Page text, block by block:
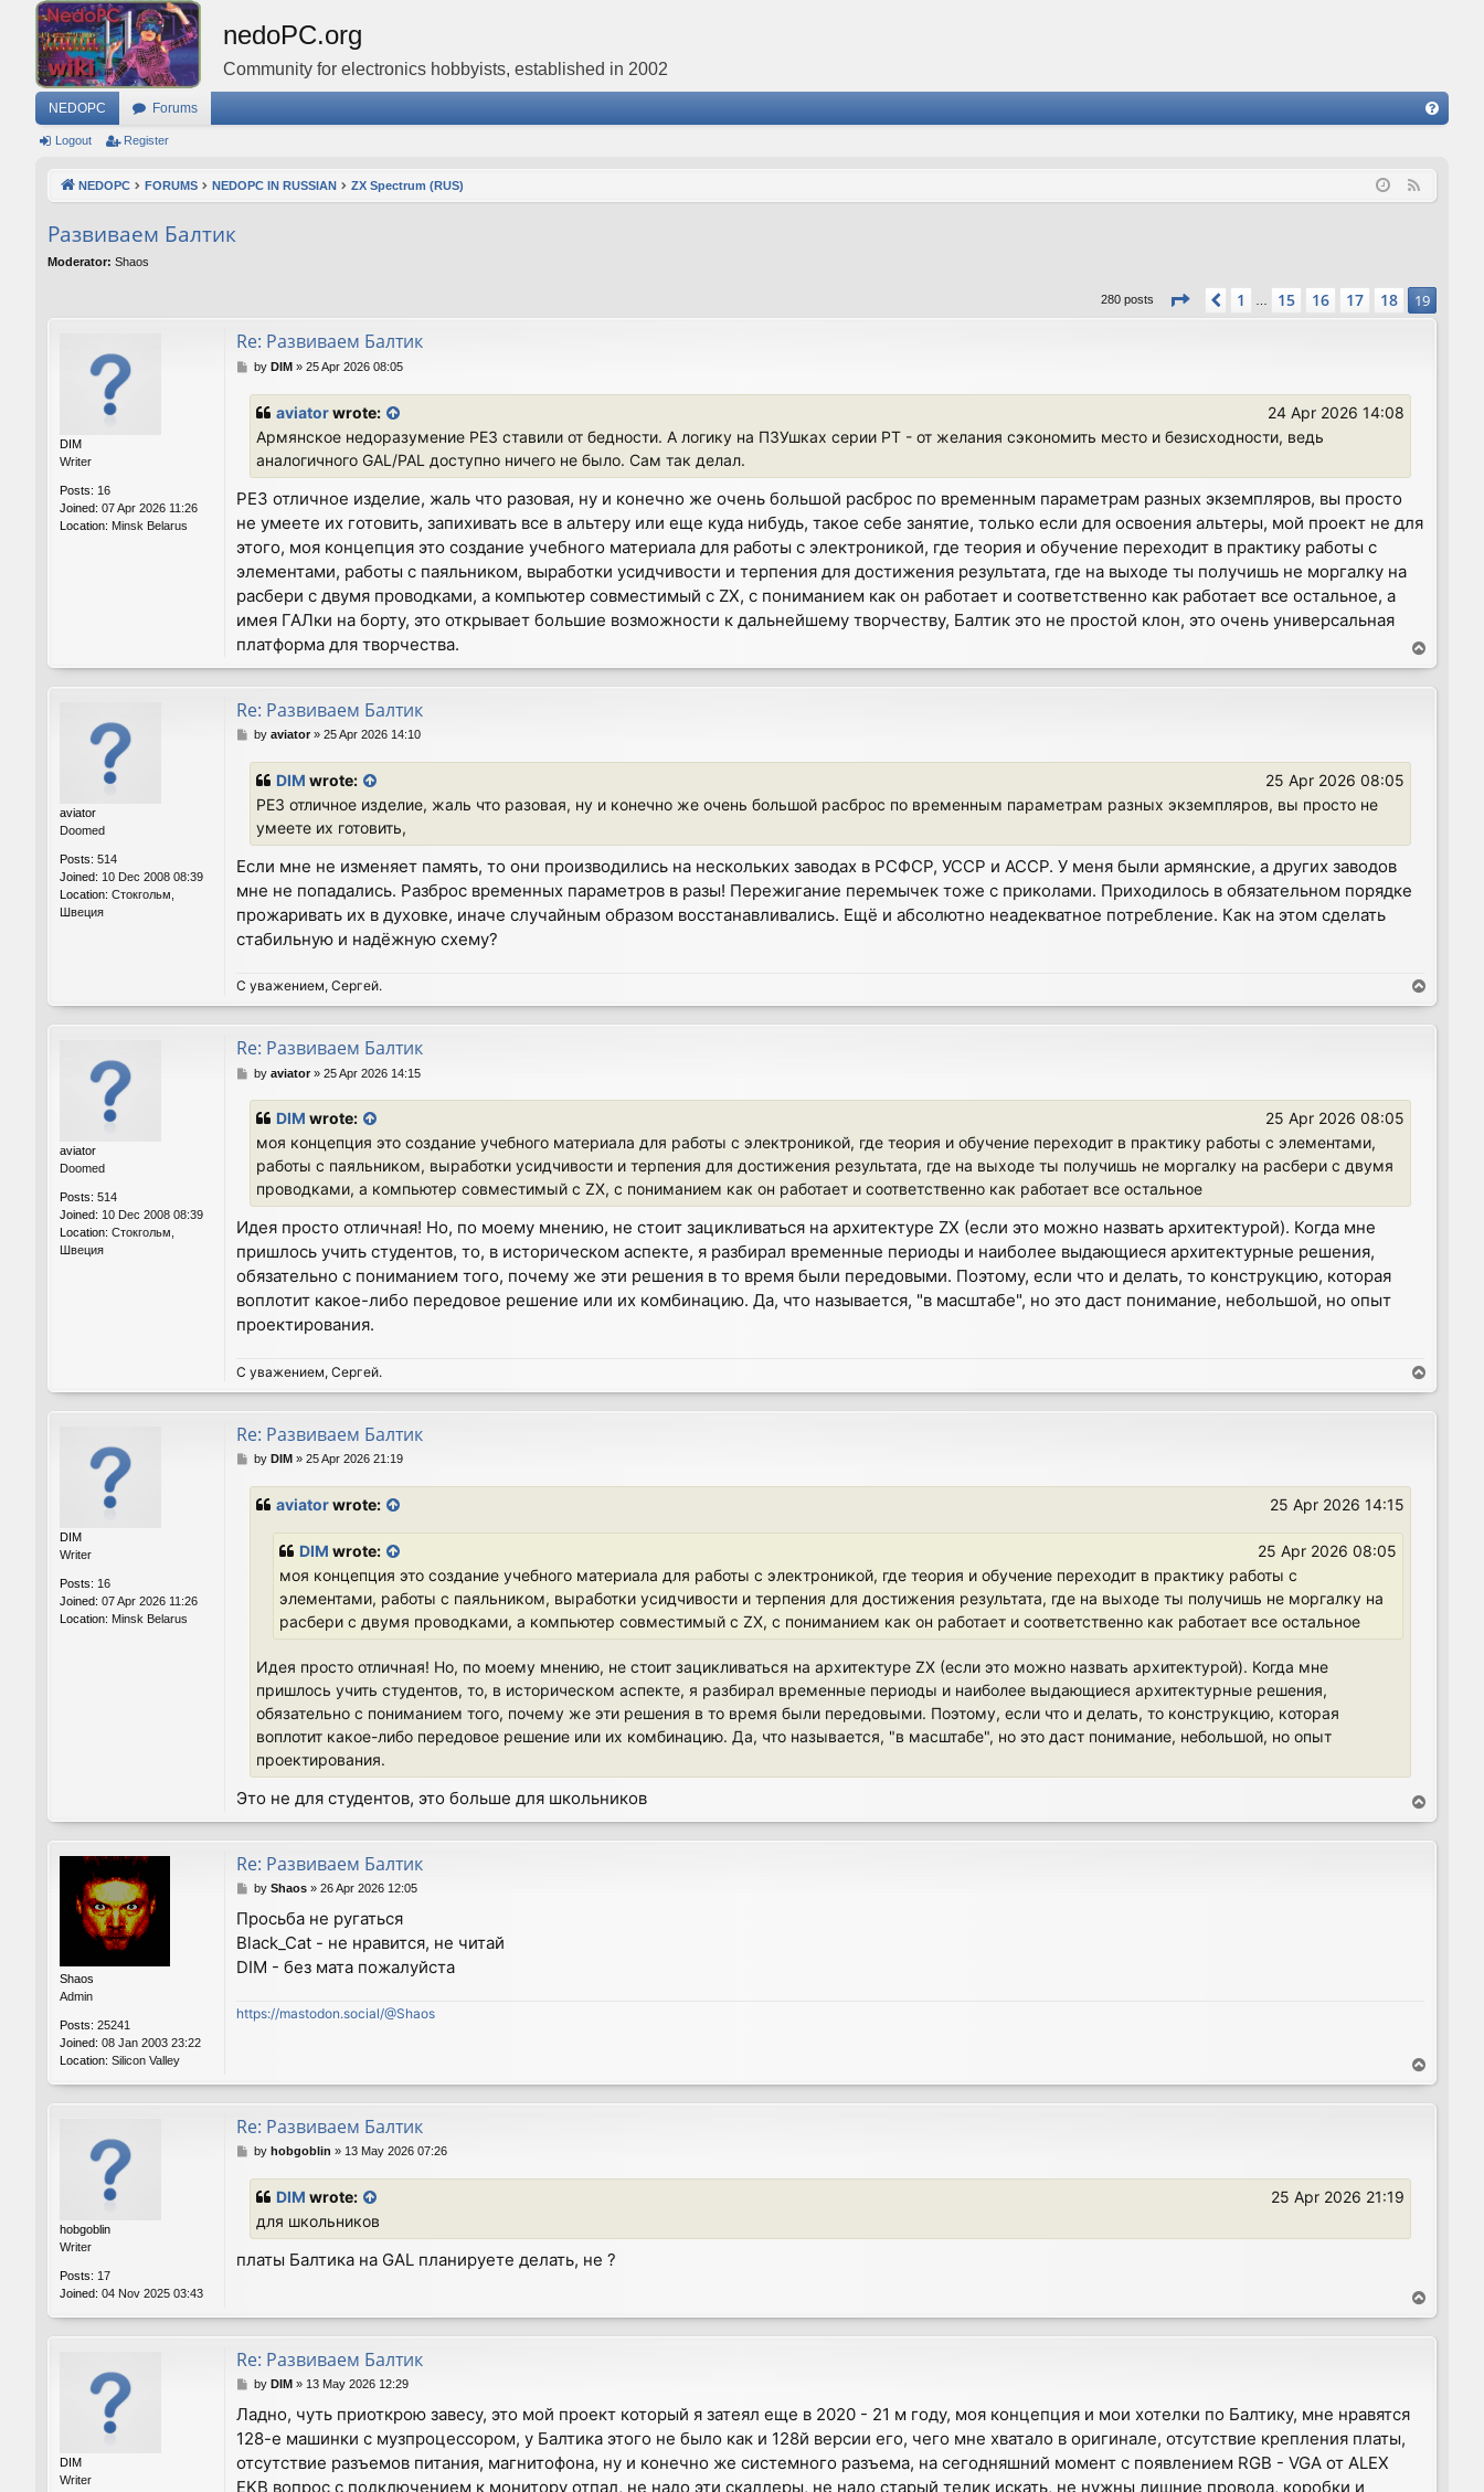
nedoPC.org
Community for electronics hobbyists, established in 2002
NEDOPC Forums
Q
Logout Register
NEDOPC FORUMS NEDOPC IN RUSSIAN ZX Spectrum (RUS)
Развиваем Балтик
Moderator: Shaos
280 posts Page 19 of 19
Previous
1 … 15 16 17 18 19
DIM
Writer
Posts: 16
Joined: 07 Apr 2026 11:26
Location: Minsk Belarus
Re: Развиваем Балтик
Pby DIM » 25 Apr 2026 08:05
aviatorwrote:
24 Apr 2026 14:08
Армянское недоразумение РЕ3 ставили от бедности. А логику на ПЗУшках серии РТ - от желания сэкономить место и безисходности, ведь
аналогичного GAL/PAL доступно ничего не было. Сам так делал.
РЕ3 отличное изделие, жаль что разовая, ну и конечно же очень большой расброс по временным параметрам разных экземпляров, вы просто
не умеете их готовить, запихивать все в альтеру или еще куда нибудь, такое себе занятие, только если для освоения альтеры, мой проект не для
этого, моя концепция это создание учебного материала для работы с электроникой, где теория и обучение переходит в практику работы с
элементами, работы с паяльником, выработки усидчивости и терпения для достижения результата, где на выходе ты получишь не моргалку на
расбери с двумя проводками, а компьютер совместимый с ZX, с пониманием как он работает и соответственно как работает все остальное, а
имея ГАЛки на борту, это открывает большие возможности к дальнейшему творчеству, Балтик это не простой клон, это очень универсальная
платформа для творчества.
o
p
aviator
Doomed
Posts: 514
Joined: 10 Dec 2008 08:39
Location: Стокгольм,
Швеция
Re: Развиваем Балтик
Pby aviator» 25 Apr 2026 14:10
DIM wrote:
25 Apr 2026 08:05
РЕ3 отличное изделие, жаль что разовая, ну и конечно же очень большой расброс по временным параметрам разных экземпляров, вы просто не
умеете их готовить,
Если мне не изменяет память, то они производились на нескольких заводах в РСФСР, УССР и АССР. У меня были армянские, а других заводов
мне не попадались. Разброс временных параметров в разы! Пережигание перемычек тоже с приколами. Приходилось в обязательном порядке
прожаривать их в духовке, иначе случайным образом восстанавливались. Ещё и абсолютно неадекватное потребление. Как на этом сделать
стабильную и надёжную схему?
С уважением, Сергей.
o
p
aviator
Doomed
Posts: 514
Joined: 10 Dec 2008 08:39
Location: Стокгольм,
Швеция
Re: Развиваем Балтик
Pby aviator» 25 Apr 2026 14:15
DIM wrote:
25 Apr 2026 08:05
моя концепция это создание учебного материала для работы с электроникой, где теория и обучение переходит в практику работы с элементами,
работы с паяльником, выработки усидчивости и терпения для достижения результата, где на выходе ты получишь не моргалку на расбери с двумя
проводками, а компьютер совместимый с ZX, с пониманием как он работает и соответственно как работает все остальное
Идея просто отличная! Но, по моему мнению, не стоит зацикливаться на архитектуре ZX (если это можно назвать архитектурой). Когда мне
пришлось учить студентов, то, в историческом аспекте, я разбирал временные периоды и наиболее выдающиеся архитектурные решения,
обязательно с пониманием того, почему же эти решения в то время были передовыми. Поэтому, если что и делать, то конструкцию, которая
воплотит какое-либо передовое решение или их комбинацию. Да, что называется, "в масштабе", но это даст понимание, небольшой, но опыт
проектирования.
С уважением, Сергей.
o
p
DIM
Writer
Posts: 16
Joined: 07 Apr 2026 11:26
Location: Minsk Belarus
Re: Развиваем Балтик
Pby DIM » 25 Apr 2026 21:19
aviatorwrote: 25 Apr 2026 14:15
DIM wrote:
25 Apr 2026 08:05
моя концепция это создание учебного материала для работы с электроникой, где теория и обучение переходит в практику работы с
элементами, работы с паяльником, выработки усидчивости и терпения для достижения результата, где на выходе ты получишь не моргалку на
расбери с двумя проводками, а компьютер совместимый с ZX, с пониманием как он работает и соответственно как работает все остальное
Идея просто отличная! Но, по моему мнению, не стоит зацикливаться на архитектуре ZX (если это можно назвать архитектурой). Когда мне
пришлось учить студентов, то, в историческом аспекте, я разбирал временные периоды и наиболее выдающиеся архитектурные решения,
обязательно с пониманием того, почему же эти решения в то время были передовыми. Поэтому, если что и делать, то конструкцию, которая
воплотит какое-либо передовое решение или их комбинацию. Да, что называется, "в масштабе", но это даст понимание, небольшой, но опыт
проектирования.
Это не для студентов, это больше для школьников
o
p
Shaos
Admin
Posts: 25241
Joined: 08 Jan 2003 23:22
Location: Silicon Valley
Re: Развиваем Балтик
P
s
t
by Shaos» 26 Apr 2026 12:05
Просьба не ругаться
Black_Cat - не нравится, не читай
DIM - без мата пожалуйста
https://mastodon.social/@Shaos
o
p
hobgoblin
Writer
Posts: 17
Joined: 04 Nov 2025 03:43
Re: Развиваем Балтик
Pby hobgoblin » 13 May 2026 07:26
DIM wrote:
25 Apr 2026 21:19
для школьников
платы Балтика на GAL планируете делать, не ?
o
p
DIM
Writer
Re: Развиваем Балтик
P
s
t
by DIM » 13 May 2026 12:29
Ладно, чуть приоткрою завесу, это мой проект который я затеял еще в 2020 - 21 м году, моя концепция и мои хотелки по Балтику, мне нравятся
128-е машинки с музпроцессором, у Балтика этого не было как и 128й версии его, чего мне хватало в оригинале, отсутствие крепления платы,
отсутствие разъемов питания, магнитофона, ну и конечно же системного разъема, на сегодняшний момент с появлением RGB - VGA от ALEX
EKB вопрос с подключением к монитору отпал, не надо эти скаллеры, не надо старый телик искать, не нужны лишние провода, коробки и